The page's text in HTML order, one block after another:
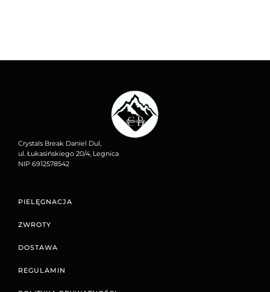
Crystals Break Daniel Dul,
ul. Łukasińskiego 20/4, Legnica
NIP 6912578542
PIELĘGNACJA
ZWROTY
DOSTAWA
REGULAMIN